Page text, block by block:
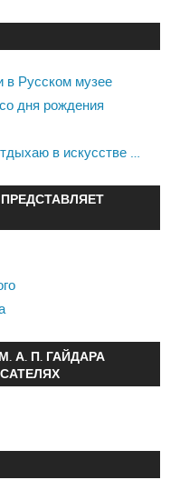
в Русском музее
дня рождения
в искусстве …
А. П. ГАЙДАРА